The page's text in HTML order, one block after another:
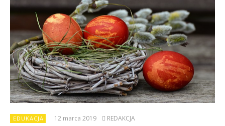
EDUKACJA 12 marca 2019 REDAKCJA